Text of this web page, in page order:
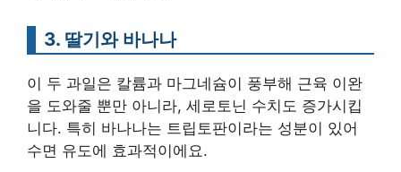
3. 딸기와 바나나
이 두 과일은 칼륨과 마그네슘이 풍부해 근육 이완
을 도와줄 뿐만 아니라, 세로토닌 수치도 증가시킵
니다. 특히 바나나는 트립토판이라는 성분이 있어
수면 유도에 효과적이에요.